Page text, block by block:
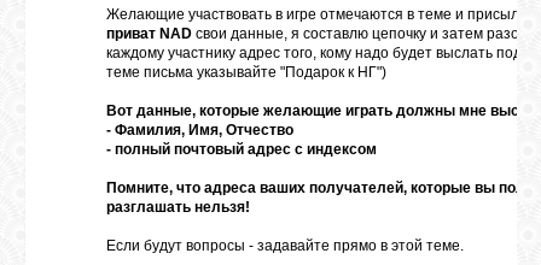
Желающие участвовать в игре отмечаются в теме и
приват NAD свои данные, я составлю цепочку и затем
каждому участнику адрес того, кому надо будет выслать
теме письма указывайте "Подарок к НГ")
Вот данные, которые желающие играть должны мне
- Фамилия, Имя, Отчество
- полный почтовый адрес с индексом
Помните, что адреса ваших получателей, которые вы
разглашать нельзя!
Если будут вопросы - задавайте прямо в этой теме.